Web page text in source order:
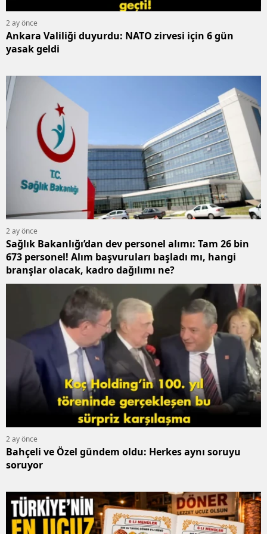
2 ay önce
Ankara Valiliği duyurdu: NATO zirvesi için 6 gün
yasak geldi
2 ay önce
Sağlık Bakanlığı’dan dev personel alımı: Tam 26 bin
673 personel! Alım başvuruları başladı mı, hangi
branşlar olacak, kadro dağılımı ne?
2 ay önce
Bahçeli ve Özel gündem oldu: Herkes aynı soruyu
soruyor